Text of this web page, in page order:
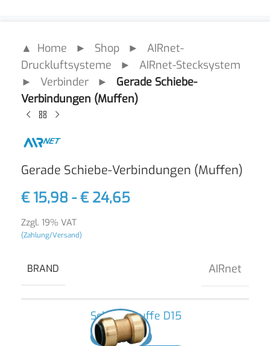
▲ Home ► Shop ► AIRnet-
Druckluftsysteme ► AIRnet-Stecksystem
► Verbinder ► Gerade Schiebe-
Verbindungen (Muffen)
Gerade Schiebe-Verbindungen (Muffen)
€15,98 -€24,65
Zzgl. 19% VAT
(Zahlung/Versand)
BRAND AIRnet
Schiebemuffe D15
- +